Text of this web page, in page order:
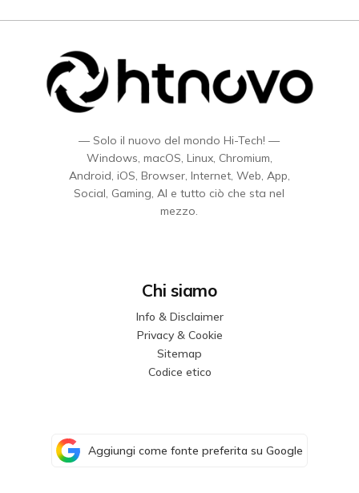
— Solo il nuovo del mondo Hi-Tech! —
Windows, macOS, Linux, Chromium,
Android, iOS, Browser, Internet, Web, App,
Social, Gaming, AI e tutto ciò che sta nel
mezzo.
Chi siamo
Info & Disclaimer
Privacy & Cookie
Sitemap
Codice etico
Aggiungi come fonte preferita su Google